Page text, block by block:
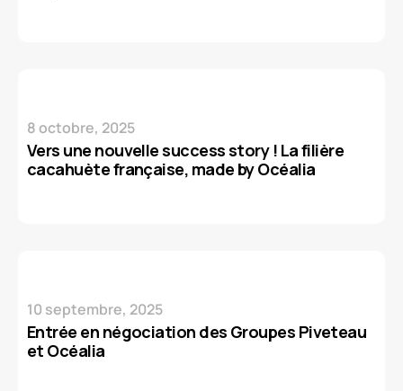
8 octobre, 2025
Vers une nouvelle success story ! La filière
cacahuète française, made by Océalia
10 septembre, 2025
Entrée en négociation des Groupes Piveteau
et Océalia